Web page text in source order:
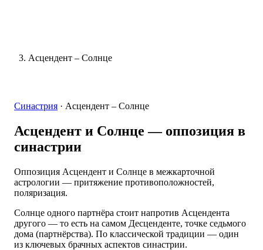
Асцендент – Солнце
Синастрия · Асцендент – Солнце
Асцендент и Солнце — оппозиция в
синастрии
Оппозиция Асцендент и Солнце в межкарточной
астрологии — притяжение противоположностей,
поляризация.
Солнце одного партнёра стоит напротив Асцендента
другого — то есть на самом Десценденте, точке седьмого
дома (партнёрства). По классической традиции — один
из ключевых брачных аспектов синастрии.